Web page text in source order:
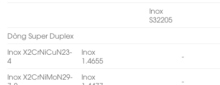
Inox
S32205
Dòng Super Duplex
Inox X2CrNiCuN23-
4
Inox
1.4655
-
Inox X2CrNiMoN29-
Inox
-